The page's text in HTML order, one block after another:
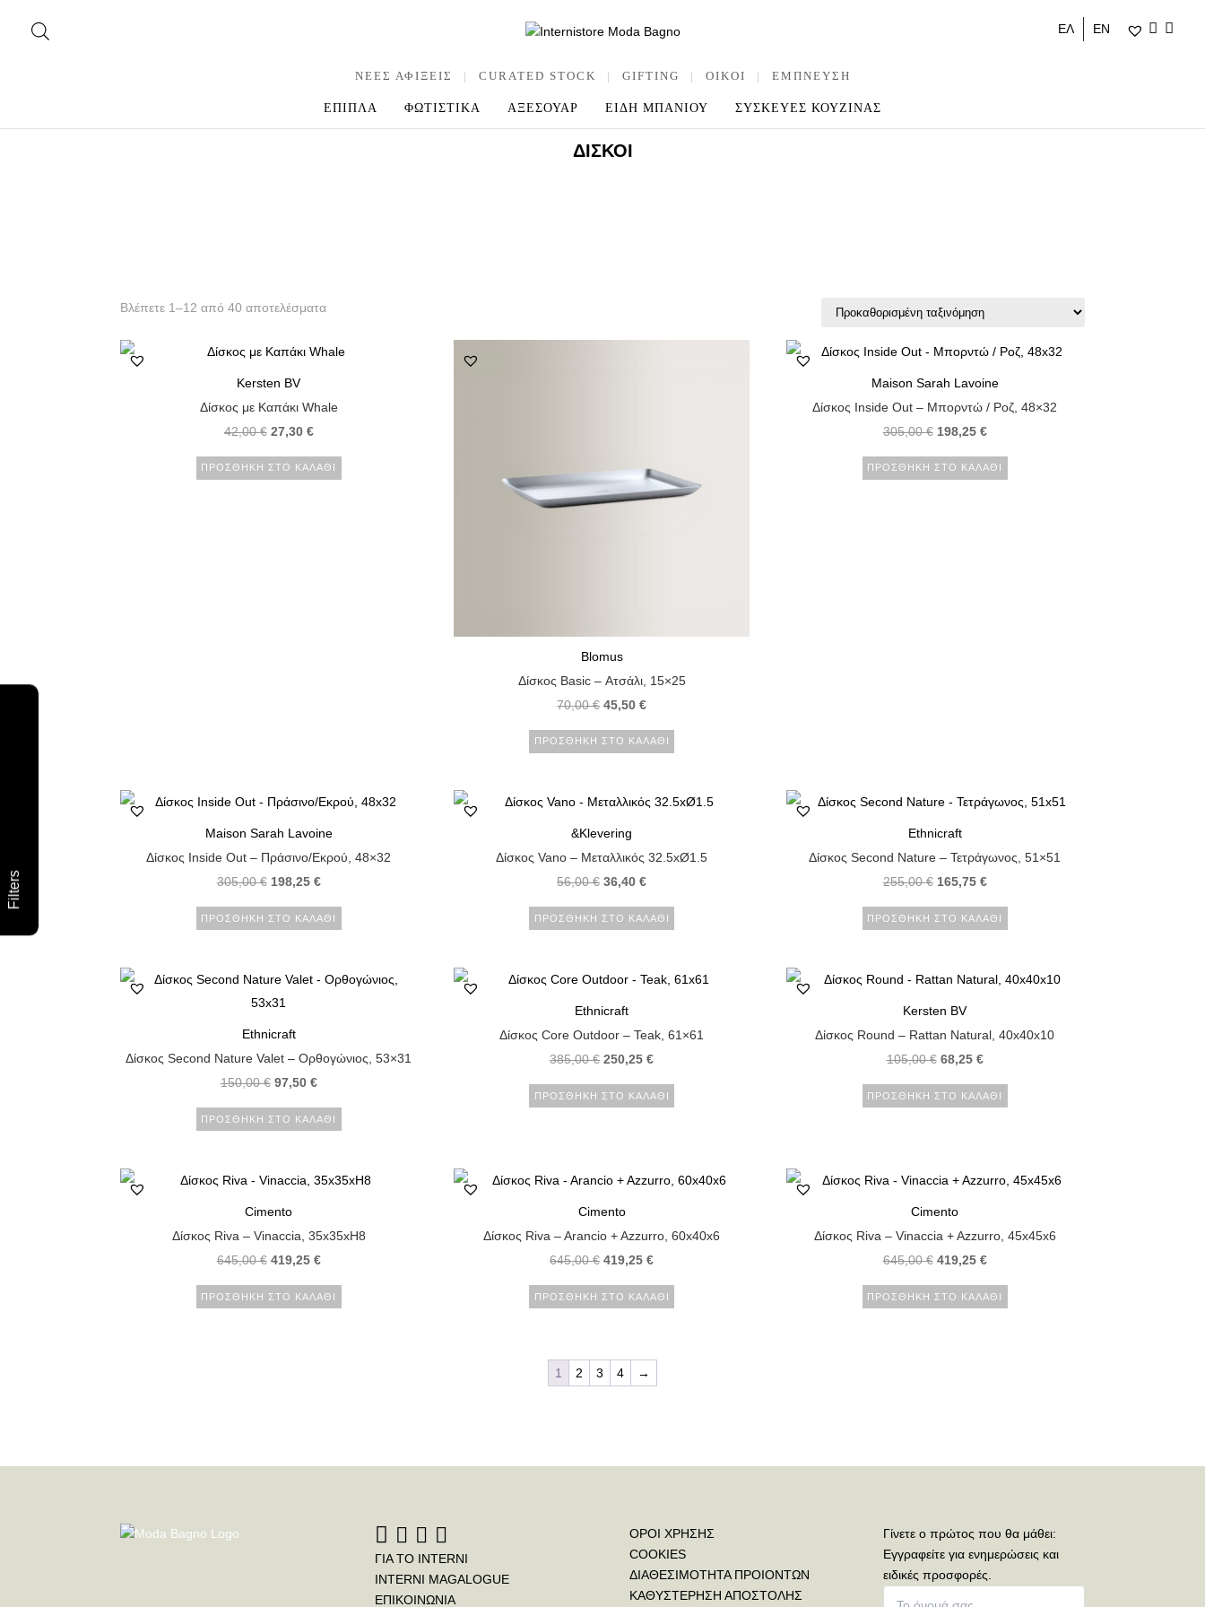
ΕΛ ΕΝ
ΝΕΕΣ ΑΦΙΞΕΙΣ | CURATED STOCK | GIFTING | OIKOI | ΕΜΠΝΕΥΣΗ
ΕΠΙΠΛΑ ΦΩΤΙΣΤΙΚΑ ΑΞΕΣΟΥΑΡ ΕΙΔΗ ΜΠΑΝΙΟΥ ΣΥΣΚΕΥΕΣ ΚΟΥΖΙΝΑΣ
ΔΊΣΚΟΙ
Filters
Βλέπετε 1–12 από 40 αποτελέσματα
Kersten BV
Δίσκος με Καπάκι Whale
42,00€ 27,30 €
ΠΡΟΣΘΉΚΗ ΣΤΟ ΚΑΛΆΘΙ
Blomus
Δίσκος Basic – Ατσάλι, 15×25
70,00€ 45,50€
ΠΡΟΣΘΉΚΗ ΣΤΟ ΚΑΛΆΘΙ
Maison Sarah Lavoine
Δίσκος Inside Out – Μπορντώ / Ροζ, 48×32
305,00€ 198,25 €
ΠΡΟΣΘΉΚΗ ΣΤΟ ΚΑΛΆΘΙ
Maison Sarah Lavoine
Δίσκος Inside Out – Πράσινο/Εκρού, 48×32
305,00€ 198,25 €
ΠΡΟΣΘΉΚΗ ΣΤΟ ΚΑΛΆΘΙ
&Klevering
Δίσκος Vano – Μεταλλικός 32.5xØ1.5
56,00€ 36,40€
ΠΡΟΣΘΉΚΗ ΣΤΟ ΚΑΛΆΘΙ
Ethnicraft
Δίσκος Second Nature – Τετράγωνος, 51×51
255,00€ 165,75 €
ΠΡΟΣΘΉΚΗ ΣΤΟ ΚΑΛΆΘΙ
Ethnicraft
Δίσκος Second Nature Valet – Ορθογώνιος, 53×31
150,00€ 97,50 €
ΠΡΟΣΘΉΚΗ ΣΤΟ ΚΑΛΆΘΙ
Ethnicraft
Δίσκος Core Outdoor – Teak, 61×61
385,00€ 250,25€
ΠΡΟΣΘΉΚΗ ΣΤΟ ΚΑΛΆΘΙ
Kersten BV
Δίσκος Round – Rattan Natural, 40x40x10
105,00€ 68,25 €
ΠΡΟΣΘΉΚΗ ΣΤΟ ΚΑΛΆΘΙ
Cimento
Δίσκος Riva – Vinaccia, 35x35xH8
645,00€ 419,25 €
ΠΡΟΣΘΉΚΗ ΣΤΟ ΚΑΛΆΘΙ
Cimento
Δίσκος Riva – Arancio + Azzurro, 60x40x6
645,00€ 419,25€
ΠΡΟΣΘΉΚΗ ΣΤΟ ΚΑΛΆΘΙ
Cimento
Δίσκος Riva – Vinaccia + Azzurro, 45x45x6
645,00€ 419,25 €
ΠΡΟΣΘΉΚΗ ΣΤΟ ΚΑΛΆΘΙ
1 2 3 4 →
ΓΙΑ ΤΟ INTERNI
INTERNI MAGALOGUE
ΕΠΙΚΟΙΝΩΝΙΑ
ΟΡΟΙ ΧΡΗΣΗΣ
COOKIES
ΔΙΑΘΕΣΙΜΟΤΗΤΑ ΠΡΟΙΟΝΤΩΝ
ΚΑΘΥΣΤΕΡΗΣΗ ΑΠΟΣΤΟΛΗΣ
Γίνετε ο πρώτος που θα μάθει:
Εγγραφείτε για ενημερώσεις και
ειδικές προσφορές.